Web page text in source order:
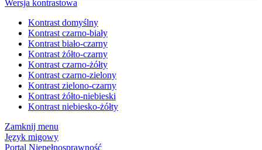
Wersja kontrastowa
Kontrast domyślny
Kontrast czarno-biały
Kontrast biało-czarny
Kontrast żółto-czarny
Kontrast czarno-żółty
Kontrast czarno-zielony
Kontrast zielono-czarny
Kontrast żółto-niebieski
Kontrast niebiesko-żółty
Zamknij menu
Język migowy
Portal Niepełnosprawność